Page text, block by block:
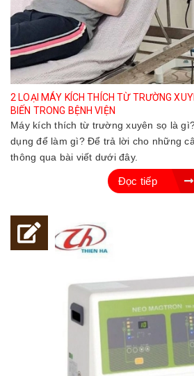
2 LOẠI MÁY KÍCH THÍCH TỪ TRƯỜNG
BIẾN TRONG BỆNH VIỆN
Máy kích thích từ trường xuyên sọ là
dụng để làm gì? Để trả lời cho những
thông qua bài viết dưới đây.
Đọc tiếp